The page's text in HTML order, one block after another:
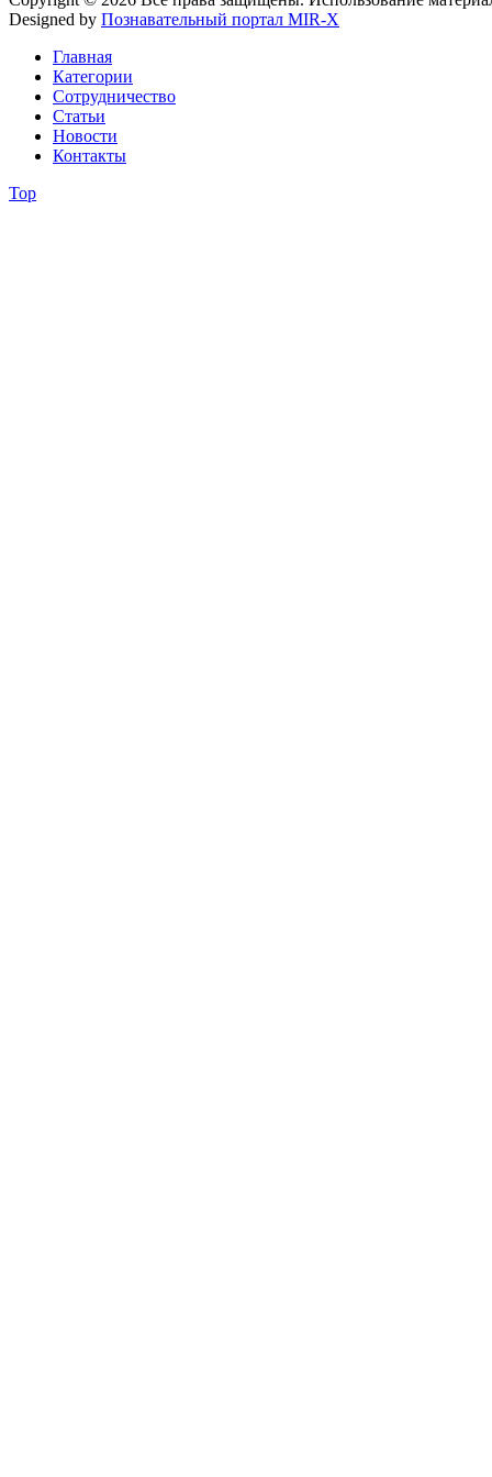
Designed by Познавательный портал MIR-X
Главная
Категории
Сотрудничество
Статьи
Новости
Контакты
Top